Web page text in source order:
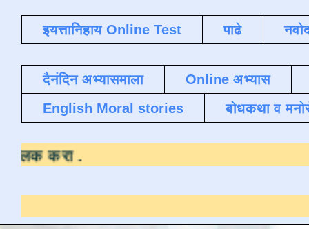
इयत्तानिहाय Online Test पाढे
दैनंदिन अभ्यासमाला
Online अभ्यास
English Moral stories
बोधकथा व
येथे क्लिक करा